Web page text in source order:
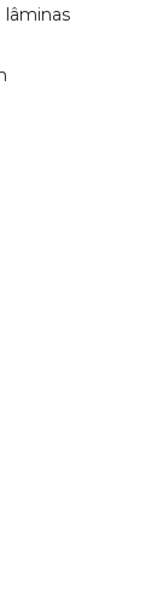
lâminas